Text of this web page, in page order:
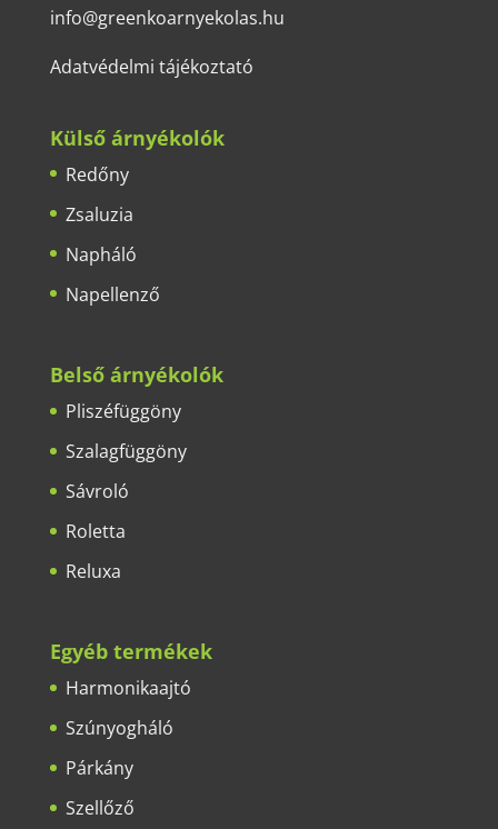
info@greenkoarnyekolas.hu
Adatvédelmi tájékoztató
Külső árnyékolók
Redőny
Zsaluzia
Napháló
Napellenző
Belső árnyékolók
Pliszéfüggöny
Szalagfüggöny
Sávroló
Roletta
Reluxa
Egyéb termékek
Harmonikaajtó
Szúnyogháló
Párkány
Szellőző